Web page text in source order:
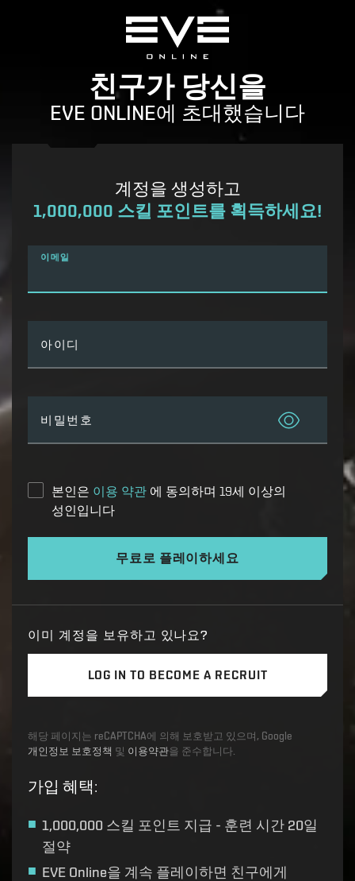
친구가 당신을
EVE ONLINE에 초대했습니다
계정을 생성하고
1,000,000 스킬 포인트를 획득하세요!
이메일
아이디
비밀번호
본인은 이용 약관 에 동의하며 19세 이상의
성인입니다
무료로 플레이하세요
이미 계정을 보유하고 있나요?
LOG IN TO BECOME A RECRUIT
해당 페이지는 reCAPTCHA에 의해 보호받고 있으며, Google
개인정보 보호정책 및 이용약관을 준수합니다.
가입 혜택:
1,000,000 스킬 포인트 지급 - 훈련 시간 20일
절약
EVE Online을 계속 플레이하면 친구에게